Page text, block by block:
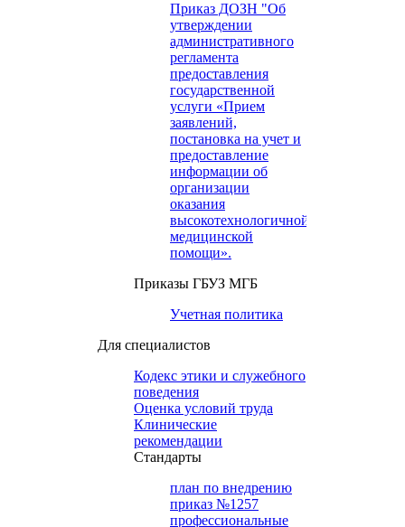
Приказ ДОЗН "Об
утверждении
административного
регламента
предоставления
государственной
услуги «Прием
заявлений,
постановка на учет и
предоставление
информации об
организации
оказания
высокотехнологичной
медицинской
помощи».
Приказы ГБУЗ МГБ
Учетная политика
Для специалистов
Кодекс этики и служебного
поведения
Оценка условий труда
Клинические
рекомендации
Cтандарты
план по внедрению
приказ №1257
профессиональные